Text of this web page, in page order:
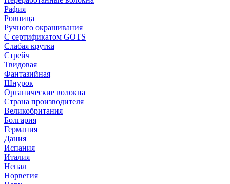
Рафия
Ровница
Ручного окрашивания
С сертификатом GOTS
Слабая крутка
Стрейч
Твидовая
Фантазийная
Шнурок
Органические волокна
Страна производителя
Великобритания
Болгария
Германия
Дания
Испания
Италия
Непал
Норвегия